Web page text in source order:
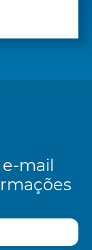
mail